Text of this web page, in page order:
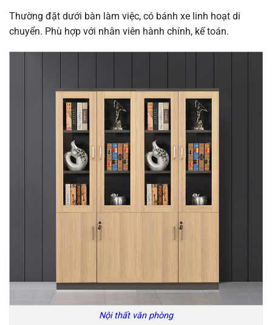
Thường đặt dưới bàn làm việc, có bánh xe linh hoạt di
chuyển. Phù hợp với nhân viên hành chính, kế toán.
Nội thất văn phòng